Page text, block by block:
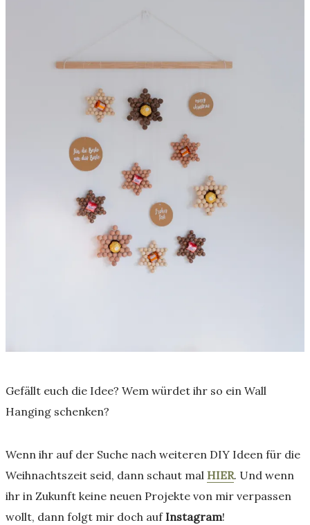
Gefällt euch die Idee? Wem würdet ihr so ein Wall
Hanging schenken?
Wenn ihr auf der Suche nach weiteren DIY Ideen für die
Weihnachtszeit seid, dann schaut mal HIER. Und wenn
ihr in Zukunft keine neuen Projekte von mir verpassen
wollt, dann folgt mir doch aufInstagram!